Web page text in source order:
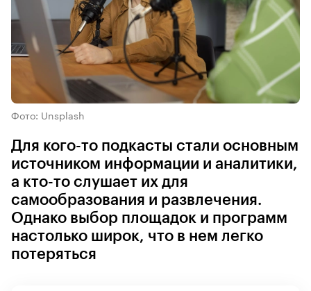
Фото: Unsplash
Для кого-то подкасты стали основным
источником информации и аналитики,
а кто-то слушает их для
самообразования и развлечения.
Однако выбор площадок и программ
настолько широк, что в нем легко
потеряться